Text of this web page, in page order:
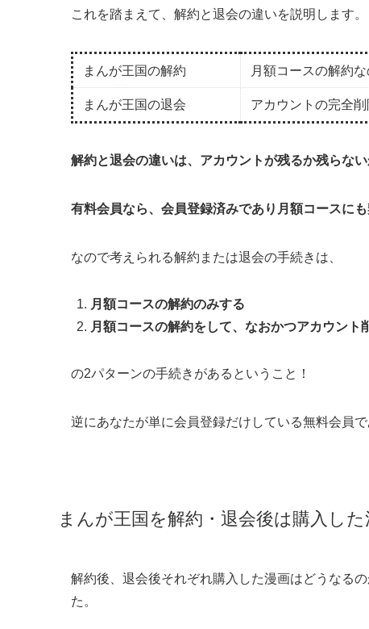
これを踏まえて、解約と退会の違いを説明します。
まんが王国の解約 月額コースの解約
まんが王国の退会 アカウントの完全
解約と退会の違いは、アカウントが残るか残らな
有料会員なら、会員登録済みであり月額コースに
なので考えられる解約または退会の手続きは、
月額コースの解約のみする
月額コースの解約をして、なおかつアカウント
の2パターンの手続きがあるということ！
逆にあなたが単に会員登録だけしている無料会員
まんが王国を解約・退会後は購入し
解約後、退会後それぞれ購入した漫画はどうなる
た。